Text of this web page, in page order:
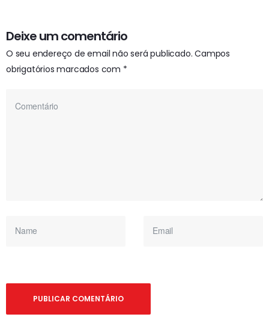
Deixe um comentário
O seu endereço de email não será publicado. Campos
obrigatórios marcados com *